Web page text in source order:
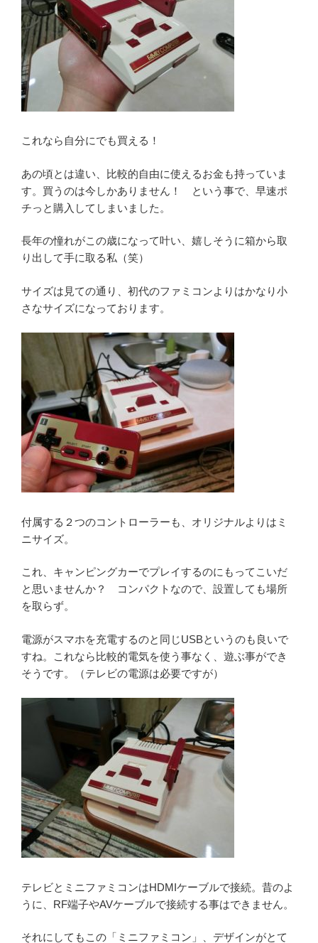
これなら自分にでも買える！
あの頃とは違い、比較的自由に使えるお金も持っていま
す。買うのは今しかありません！ という事で、早速ポ
チっと購入してしまいました。
長年の憧れがこの歳になって叶い、嬉しそうに箱から取
り出して手に取る私（笑）
サイズは見ての通り、初代のファミコンよりはかなり小
さなサイズになっております。
付属する２つのコントローラーも、オリジナルよりはミ
ニサイズ。
これ、キャンピングカーでプレイするのにもってこいだ
と思いませんか？ コンパクトなので、設置しても場所
を取らず。
電源がスマホを充電するのと同じUSBというのも良いで
すね。これなら比較的電気を使う事なく、遊ぶ事ができ
そうです。（テレビの電源は必要ですが）
テレビとミニファミコンはHDMIケーブルで接続。昔のよ
うに、RF端子やAVケーブルで接続する事はできません。
それにしてもこの「ミニファミコン」、デザインがとて